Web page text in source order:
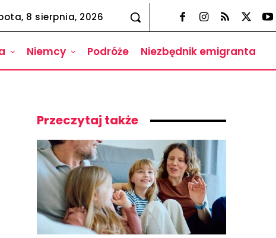
8 sierpnia, 2026
Niemcy Podróże Niezbędnik emigranta
Przeczytaj także